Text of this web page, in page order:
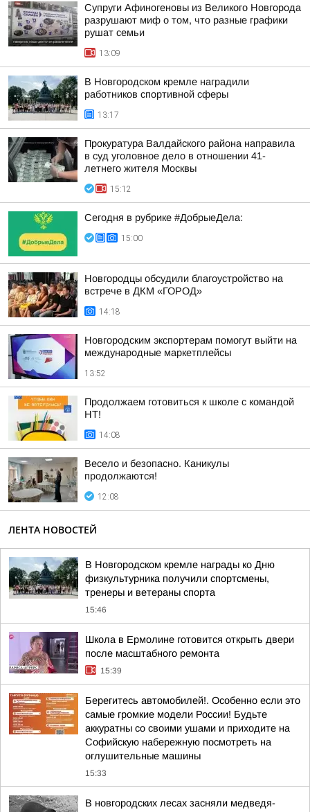
Супруги Афиногеновы из Великого Новгорода
разрушают миф о том, что разные графики
рушат семьи
13:09
В Новгородском кремле наградили
работников спортивной сферы
13:17
Прокуратура Валдайского района направила
в суд уголовное дело в отношении 41-
летнего жителя Москвы
15:12
Сегодня в рубрике #ДобрыеДела:
15:00
Новгородцы обсудили благоустройство на
встрече в ДКМ «ГОРОД»
14:18
Новгородским экспортерам помогут выйти на
международные маркетплейсы
13:52
Продолжаем готовиться к школе с командой
НТ!
14:08
Весело и безопасно. Каникулы
продолжаются!
12:08
ЛЕНТА НОВОСТЕЙ
В Новгородском кремле награды ко Дню
физкультурника получили спортсмены,
тренеры и ветераны спорта
15:46
Школа в Ермолине готовится открыть двери
после масштабного ремонта
15:39
Берегитесь автомобилей!. Особенно если это
самые громкие модели России! Будьте
аккуратны со своими ушами и приходите на
Софийскую набережную посмотреть на
оглушительные машины
15:33
В новгородских лесах засняли медведя-